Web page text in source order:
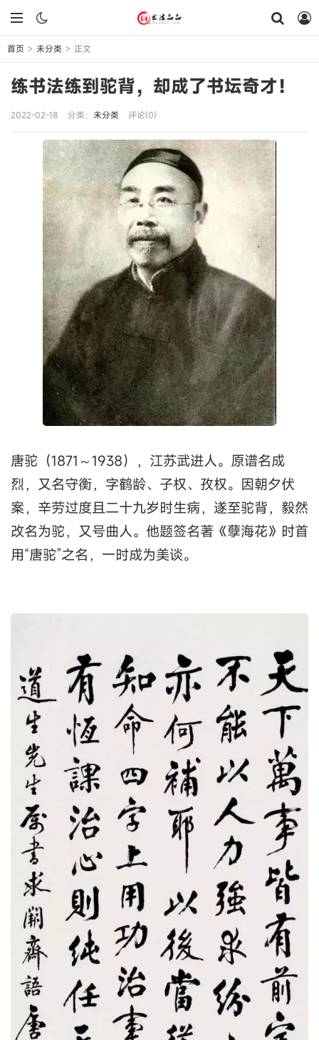
首页 > 未分类 > 正文
练书法练到驼背，却成了书坛奇才！
2022-02-18 分类： 未分类 评论(0)
唐驼（1871～1938），江苏武进人。原谱名成
烈，又名守衡，字鹤龄、子权、孜权。因朝夕伏
案，辛劳过度且二十九岁时生病，遂至驼背，毅然
改名为驼，又号曲人。他题签名著《孽海花》时首
用“唐驼”之名，一时成为美谈。